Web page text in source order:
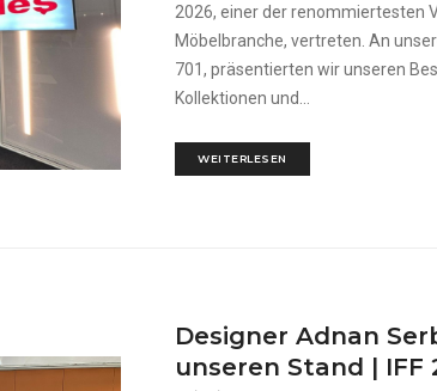
2026, einer der renommiertesten
Möbelbranche, vertreten. An
701, präsentierten wir unseren
Kollektionen und...
WEITERLESEN
Designer Adnan
unseren Stand | IFF